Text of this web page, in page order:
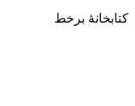
کتابخانۀ برخط